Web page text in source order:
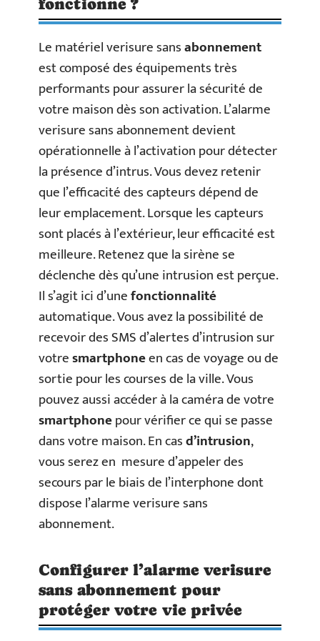
fonctionne ?
Le matériel verisure sansabonnement
est composé des équipements très
performants pour assurer la sécurité de
votre maison dès son activation. L’alarme
verisure sans abonnement devient
opérationnelle à l’activation pour détecter
la présence d’intrus. Vous devez retenir
que l’efficacité des capteurs dépend de
leur emplacement. Lorsque les capteurs
sont placés à l’extérieur, leur efficacité est
meilleure. Retenez que la sirène se
déclenche dès qu’une intrusion est perçue.
Il s’agit ici d’unefonctionnalité
automatique. Vous avez la possibilité de
recevoir des SMS d’alertes d’intrusion sur
votresmartphoneen cas de voyage ou de
sortie pour les courses de la ville. Vous
pouvez aussi accéder à la caméra de votre
smartphonepour vérifier ce qui se passe
dans votre maison. En casd’intrusion,
vous serez en mesure d’appeler des
secours par le biais de l’interphone dont
dispose l’alarme verisure sans
abonnement.
Configurer l’alarme verisure
sans abonnement pour
protéger votre vie privée